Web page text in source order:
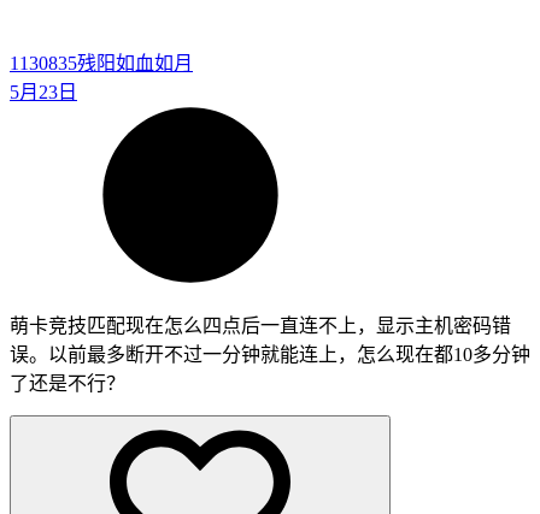
1130835残阳如血如月
5月23日
萌卡竞技匹配现在怎么四点后一直连不上，显示主机密码错
误。以前最多断开不过一分钟就能连上，怎么现在都10多分钟
了还是不行？